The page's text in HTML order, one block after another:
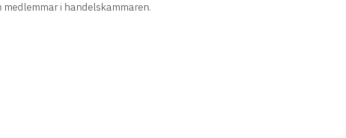
i handelskammaren.